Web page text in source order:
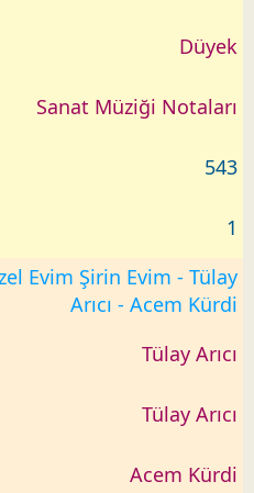
Düyek
Sanat Müziği Notaları
543
1
Evim Şirin Evim - Tülay
Arıcı - Acem Kürdi
Tülay Arıcı
Tülay Arıcı
Acem Kürdi